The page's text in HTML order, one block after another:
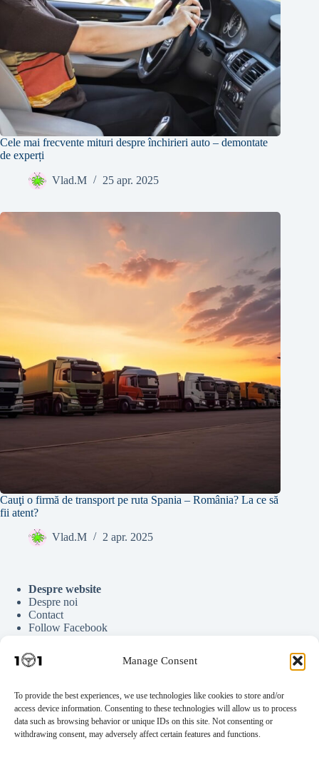
Manage Consent
To provide the best experiences, we use technologies like cookies to store and/or
access device information. Consenting to these technologies will allow us to process
data such as browsing behavior or unique IDs on this site. Not consenting or
withdrawing consent, may adversely affect certain features and functions.
Cele mai frecvente mituri despre închirieri auto – demontate
de experți
Vlad.M 25 apr. 2025
Cauţi o firmă de transport pe ruta Spania – România? La ce să
fii atent?
Vlad.M 2 apr. 2025
Despre website
Despre noi
Contact
Follow Facebook
Follow Youtube
Follow Tiktok
Parteneriate
Publicitate
Scrie pentru noi